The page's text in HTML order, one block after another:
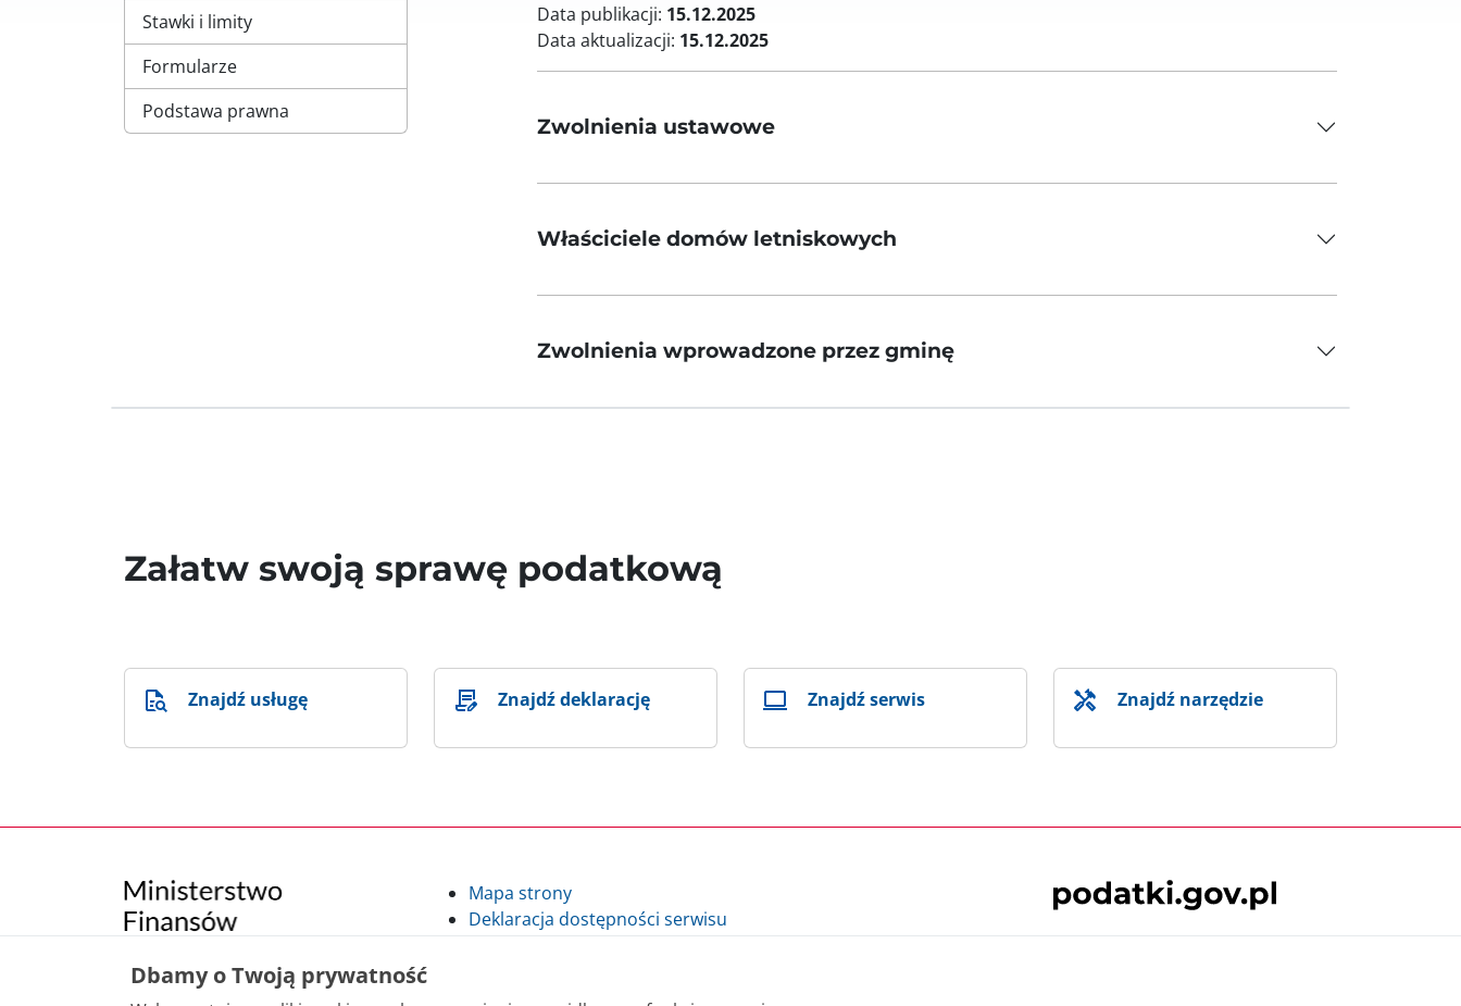
Stawki i limity
Formularze
Podstawa prawna
Data publikacji: 15.12.2025
Data aktualizacji: 15.12.2025
Zwolnienia ustawowe
Właściciele domów letniskowych
Zwolnienia wprowadzone przez gminę
Załatw swoją sprawę podatkową
Znajdź usługę Znajdź deklarację Znajdź serwis Znajdź narzędzie
Mapa strony
Deklaracja dostępności serwisu
Polityka cookie
Klauzula informacyjna Szefa Krajowej Administracji Skarbowej
Dbamy o Twoją prywatność